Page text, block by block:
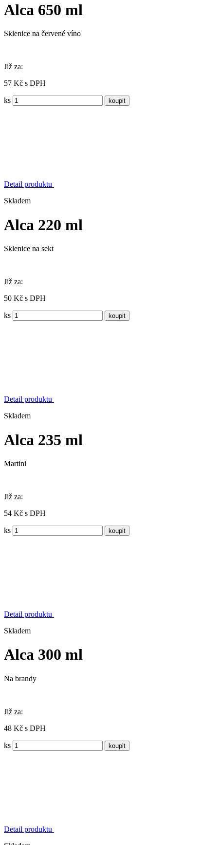
Alca 650 ml
Sklenice na červené víno
Již za:
57 Kč s DPH
ks
Detail produktu
Skladem
Alca 220 ml
Sklenice na sekt
Již za:
50 Kč s DPH
ks
Detail produktu
Skladem
Alca 235 ml
Martini
Již za:
54 Kč s DPH
ks
Detail produktu
Skladem
Alca 300 ml
Na brandy
Již za:
48 Kč s DPH
ks
Detail produktu